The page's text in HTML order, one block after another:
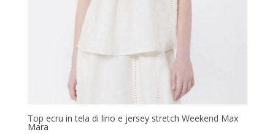
Top ecru in tela di lino e jersey stretch Weekend Max
Mara